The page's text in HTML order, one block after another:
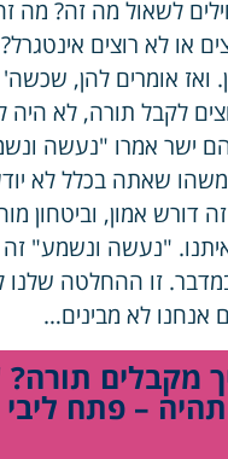
לשאול מה זה? מה
או לא רוצים
ואז אומרים להן,
לקבל תורה, לא
ישר אמרו "נעשה
שאתה בכלל לא
דורש אמון, וביטחון
"נעשה ונשמע"
זו ההחלטה שלנו
לא מבינים…
מקבלים תורה?
– פתח ליבי